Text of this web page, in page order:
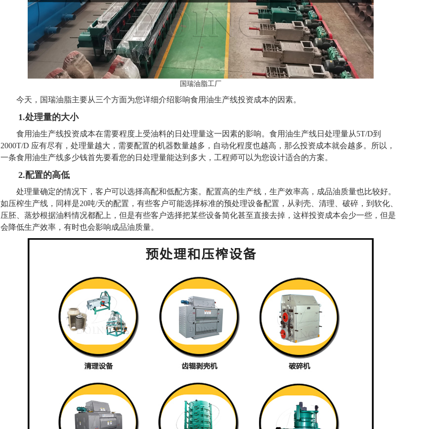
国瑞油脂工厂
今天，国瑞油脂主要从三个方面为您详细介绍影响食用油生产线投资成本的因素。
1.处理量的大小
食用油生产线投资成本在需要程度上受油料的日处理量这一因素的影响。食用油生产线日处理量从5T/D到
2000T/D 应有尽有，处理量越大，需要配置的机器数量越多，自动化程度也越高，那么投资成本就会越多。所以，
一条食用油生产线多少钱首先要看您的日处理量能达到多大，工程师可以为您设计适合的方案。
2.配置的高低
处理量确定的情况下，客户可以选择高配和低配方案。配置高的生产线，生产效率高，成品油质量也比较好。
如压榨生产线，同样是20吨/天的配置，有些客户可能选择标准的预处理设备配置，从剥壳、清理、破碎，到软化、
压胚、蒸炒根据油料情况都配上，但是有些客户选择把某些设备简化甚至直接去掉，这样投资成本会少一些，但是
会降低生产效率，有时也会影响成品油质量。